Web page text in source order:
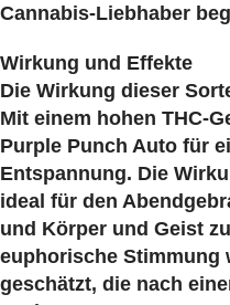
Cannabis-Liebhaber
Wirkung und Effekte
Die Wirkung dieser
Mit einem hohen THC-
Purple Punch Auto für
Entspannung. Die
ideal für den
und Körper und Geist
euphorische Stimmung
geschätzt, die nach